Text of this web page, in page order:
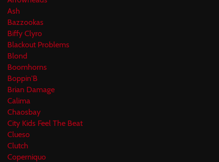
Ash
Bazzookas
Biffy Clyro
Blackout Problems
Blond
Boomhorns
Boppin'B
Brian Damage
Calima
Chaosbay
City Kids Feel The Beat
Clueso
Clutch
Coperniquo